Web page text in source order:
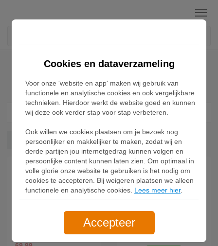
Menu
Home Nike ReactX Rejuven8 Sneakers
Nike ReactX Rejuven8 Sneakers
Filter 1
Reactx Rejuven8 Wis alles
damesschoenen - Bruin
Nike ReactX Rejuven8
slippers voor heren - Bruin
59,99
Cookies en dataverzameling
Voor onze 'website en app' maken wij gebruik van
functionele en analytische cookies en ook vergelijkbare
technieken. Hierdoor werkt de website goed en kunnen
wij deze ook verder stap voor stap verbeteren.
Ook willen we cookies plaatsen om je bezoek nog
persoonlijker en makkelijker te maken, zodat wij en
derde partijen jou internetgedrag kunnen volgen en
persoonlijke content kunnen laten zien. Om optimaal in
volle glorie onze website te gebruiken is het nodig om
cookies te accepteren. Bij weigeren plaatsen we alleen
functionele en analytische cookies. Lees meer hier.
Accepteer